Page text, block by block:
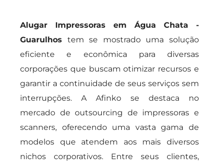
Alugar Impressoras em Água Chata -
Guarulhos tem se mostrado uma solução
eficiente e econômica para diversas
corporações que buscam otimizar recursos e
garantir a continuidade de seus serviços sem
interrupções. A Afinko se destaca no
mercado de outsourcing de impressoras e
scanners, oferecendo uma vasta gama de
modelos que atendem aos mais diversos
nichos corporativos. Entre seus clientes,